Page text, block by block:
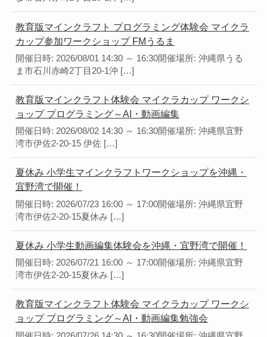
教育版マインクラフト プログラミング体験会 マイクラ
カップ参加ワークショップ FMうるま
開催日時: 2026/08/01 14:30 ～ 16:30開催場所: 沖縄県うる
ま市石川赤崎2丁目20-1沖 […]
教育版マインクラフト体験会 マイクラカップ ワークシ
ョップ プログラミング～AI・動画編集
開催日時: 2026/08/02 14:30 ～ 16:30開催場所: 沖縄県宜野
湾市伊佐2-20-15 伊佐 […]
夏休み 小学生マインクラフトワークショップを沖縄・
宜野湾で開催！
開催日時: 2026/07/23 16:00 ～ 17:00開催場所: 沖縄県宜野
湾市伊佐2-20-15夏休み […]
夏休み 小学生動画編集体験会を沖縄・宜野湾で開催！
開催日時: 2026/07/21 16:00 ～ 17:00開催場所: 沖縄県宜野
湾市伊佐2-20-15夏休み […]
教育版マインクラフト体験会 マイクラカップ ワークシ
ョップ プログラミング～AI・動画編集勉強会